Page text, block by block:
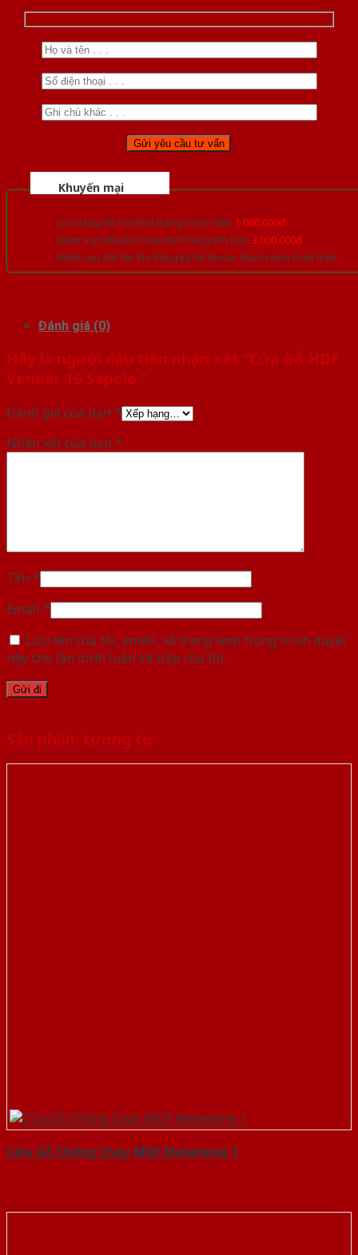
Khuyến mại
Quà tặng đồ nội thất trang trí lên đến 1.000.000đ
Giảm trực tiếp khi mua đơn hàng lớn hơn 3.000.000đ
Nhiều ưu đãi lớn khi đăng ký tài khoản thành viên thân thiết
Đánh giá (0)
Hãy là người đầu tiên nhận xét “Cửa Gỗ HDF
Veneer 19 Sapele.”
Đánh giá của bạn *
Nhận xét của bạn *
Tên *
Email *
Lưu tên của tôi, email, và trang web trong trình duyệt
này cho lần bình luận kế tiếp của tôi.
Sản phẩm tương tự
Cửa Gỗ Chống Cháy MDF Melamine 1